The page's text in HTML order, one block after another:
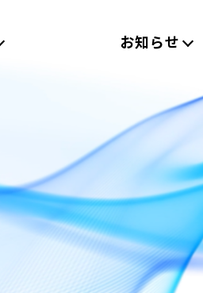
お知らせ